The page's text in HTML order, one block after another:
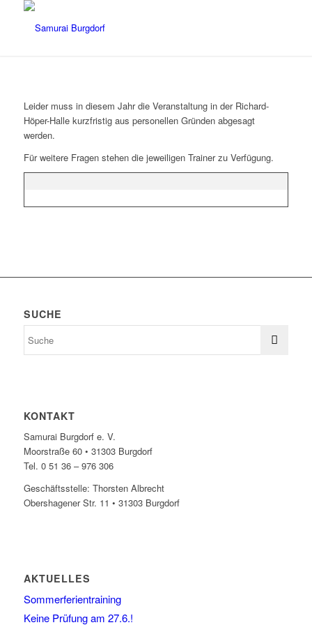
Leider muss in diesem Jahr die Veranstaltung in der Richard-
Höper-Halle kurzfristig aus personellen Gründen abgesagt
werden.
Für weitere Fragen stehen die jeweiligen Trainer zu Verfügung.
SUCHE
KONTAKT
Samurai Burgdorf e. V.
Moorstraße 60 • 31303 Burgdorf
Tel. 0 51 36 – 976 306
Geschäftsstelle: Thorsten Albrecht
Obershagener Str. 11 • 31303 Burgdorf
AKTUELLES
Sommerferientraining
Keine Prüfung am 27.6.!